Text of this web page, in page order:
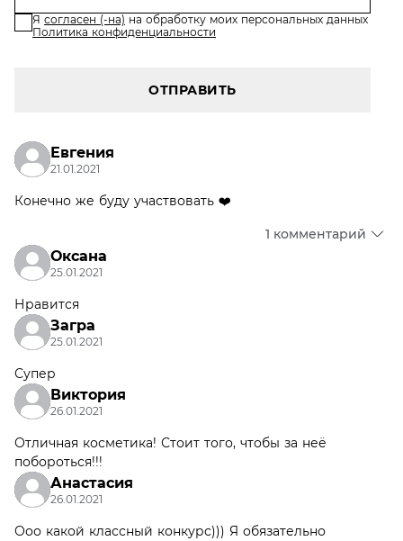
Я согласен (-на) на обработку моих персональных данных
Политика конфиденциальности
ОТПРАВИТЬ
Евгения
21.01.2021
Конечно же буду участвовать ❤️
1 комментарий
Оксана
25.01.2021
Нравится
Загра
25.01.2021
Супер
Виктория
26.01.2021
Отличная косметика! Стоит того, чтобы за неё
побороться!!!
Анастасия
26.01.2021
Ооо какой классный конкурс))) Я обязательно